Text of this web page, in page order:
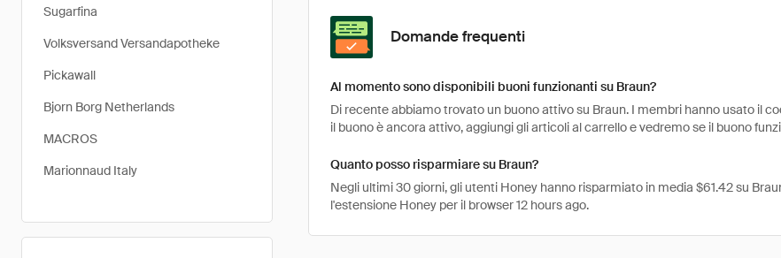
Sugarfina
Volksversand Versandapotheke
Pickawall
Bjorn Borg Netherlands
MACROS
Marionnaud Italy
Domande frequenti
Al momento sono disponibili buoni funzionanti su Braun?
Di recente abbiamo trovato un buono attivo su Braun. I membri hanno usato il
il buono è ancora attivo, aggiungi gli articoli al carrello e vedremo se il buono
Quanto posso risparmiare su Braun?
Negli ultimi 30 giorni, gli utenti Honey hanno risparmiato in media $61.42 su
l'estensione Honey per il browser 12 hours ago.